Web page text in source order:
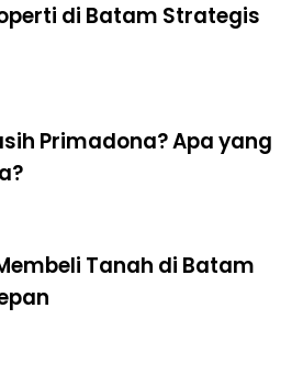
di Batam Strategis
Primadona? Apa yang
Tanah di Batam